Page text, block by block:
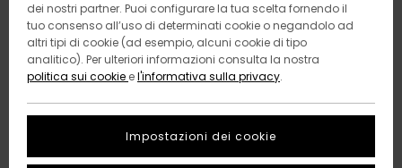
dei nostri partner. Puoi configurare la tua scelta fornendo il
tuo consenso all’uso di determinati cookie o negandolo ad
altri tipi di cookie (ad esempio, alcuni cookie di tipo
analitico). Per ulteriori informazioni consulta la nostra
politica sui cookie el'informativa sulla privacy.
Impostazioni dei cookie